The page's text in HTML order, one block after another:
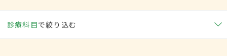
診療科目で絞り込む